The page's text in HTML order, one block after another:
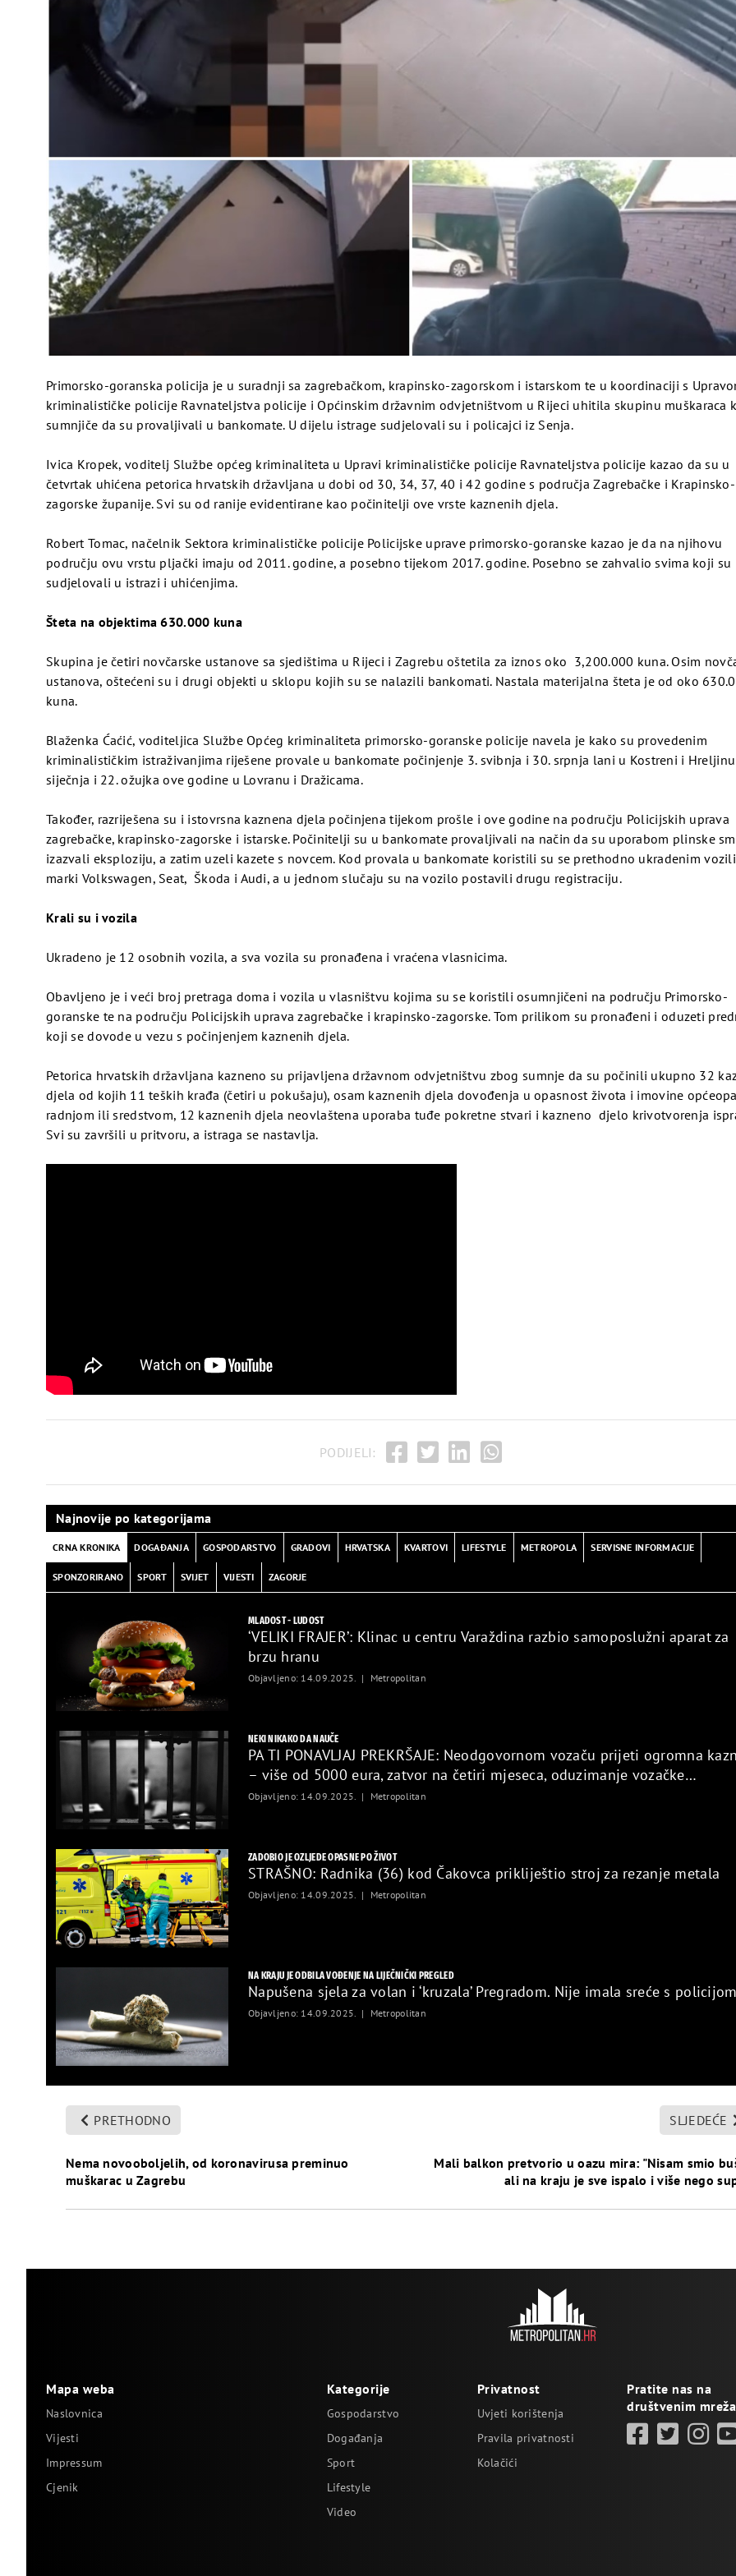
Slot Treasure Horse Bonusi I Besplatne Vrtnje
Izvorna igra ima nešto više simbola i dodatnih značajki od onih koje ćete naći u ažuriranoj verziji inninis.
Elektronski Rulet Trikovi
Divlji simbol dodaje se nagradnim sekvencama kako bi ih učinili još vrijednijima.
Kako Pobijediti Rulet
Primorsko-goranska policija je u suradnji sa zagrebačkom, krapinsko-zagorskom i istarskom te u koordinaciji s
kriminalističke policije Ravnateljstva policije i Općinskim državnim odvjetništvom u Rijeci uhitila skupinu muškaraca
sumnjiče da su provaljivali u bankomate. U dijelu istrage sudjelovali su i policajci iz Senja.
Ivica Kropek, voditelj Službe općeg kriminaliteta u Upravi kriminalističke policije Ravnateljstva policije kazao da su u
četvrtak uhićena petorica hrvatskih državljana u dobi od 30, 34, 37, 40 i 42 godine s područja Zagrebačke i Krapinsko-
zagorske županije. Svi su od ranije evidentirane kao počinitelji ove vrste kaznenih djela.
Robert Tomac, načelnik Sektora kriminalističke policije Policijske uprave primorsko-goranske kazao je da na njihovu
području ovu vrstu pljački imaju od 2011. godine, a posebno tijekom 2017. godine. Posebno se zahvalio svima koji su
sudjelovali u istrazi i uhićenjima.
Šteta na objektima 630.000 kuna
Skupina je četiri novčarske ustanove sa sjedištima u Rijeci i Zagrebu oštetila za iznos oko 3,200.000 kuna. Osim
ustanova, oštećeni su i drugi objekti u sklopu kojih su se nalazili bankomati. Nastala materijalna šteta je od oko
kuna.
Blaženka Ćaćić, voditeljica Službe Općeg kriminaliteta primorsko-goranske policije navela je kako su provedenim
kriminalističkim istraživanjima riješene provale u bankomate počinjenje 3. svibnja i 30. srpnja lani u Kostreni i Hreljinu
siječnja i 22. ožujka ove godine u Lovranu i Dražicama.
Također, razriješena su i istovrsna kaznena djela počinjena tijekom prošle i ove godine na području Policijskih uprava
zagrebačke, krapinsko-zagorske i istarske. Počinitelji su u bankomate provaljivali na način da su uporabom plinske
izazvali eksploziju, a zatim uzeli kazete s novcem. Kod provala u bankomate koristili su se prethodno ukradenim
marki Volkswagen, Seat, Škoda i Audi, a u jednom slučaju su na vozilo postavili drugu registraciju.
Krali su i vozila
Ukradeno je 12 osobnih vozila, a sva vozila su pronađena i vraćena vlasnicima.
Obavljeno je i veći broj pretraga doma i vozila u vlasništvu kojima su se koristili osumnjičeni na području Primorsko-
goranske te na području Policijskih uprava zagrebačke i krapinsko-zagorske. Tom prilikom su pronađeni i oduzeti
koji se dovode u vezu s počinjenjem kaznenih djela.
Petorica hrvatskih državljana kazneno su prijavljena državnom odvjetništvu zbog sumnje da su počinili ukupno 32
djela od kojih 11 teških krađa (četiri u pokušaju), osam kaznenih djela dovođenja u opasnost života i imovine
radnjom ili sredstvom, 12 kaznenih djela neovlaštena uporaba tuđe pokretne stvari i kazneno djelo krivotvorenja
Svi su završili u pritvoru, a istraga se nastavlja.
PODIJELI:
Najnovije po kategorijama
CRNA KRONIKA DOGAĐANJA GOSPODARSTVO GRADOVI HRVATSKA KVARTOVI LIFESTYLE METROPOLA SERVISNE INFORMACIJE
SPONZORIRANO SPORT SVIJET VIJESTI ZAGORJE
MLADOST - LUDOST
‘VELIKI FRAJER’: Klinac u centru Varaždina razbio samoposlužni aparat za
brzu hranu
Objavljeno: 14.09.2025. Metropolitan
NEKI NIKAKO DA NAUČE
PA TI PONAVLJAJ PREKRŠAJE: Neodgovornom vozaču prijeti ogromna
– više od 5000 eura, zatvor na četiri mjeseca, oduzimanje vozačke…
Objavljeno: 14.09.2025. Metropolitan
ZADOBIO JE OZLJEDE OPASNE PO ŽIVOT
STRAŠNO: Radnika (36) kod Čakovca prikliještio stroj za rezanje metala
Objavljeno: 14.09.2025. Metropolitan
NA KRAJU JE ODBILA VOĐENJE NA LIJEČNIČKI PREGLED
Napušena sjela za volan i ‘kruzala’ Pregradom. Nije imala sreće s
Objavljeno: 14.09.2025. Metropolitan
PRETHODNO
Nema novooboljelih, od koronavirusa preminuo
muškarac u Zagrebu
SLJEDEĆE
Mali balkon pretvorio u oazu mira: "Nisam smio
ali na kraju je sve ispalo i više nego
Pogledaj
video
Pogledaj
video
Pogledaj
video
Pogledaj
video
Mapa weba
Naslovnica
Vijesti
Impressum
Cjenik
Kategorije
Gospodarstvo
Događanja
Sport
Lifestyle
Video
Privatnost
Uvjeti korištenja
Pravila privatnosti
Kolačići
Pratite nas na
društvenim